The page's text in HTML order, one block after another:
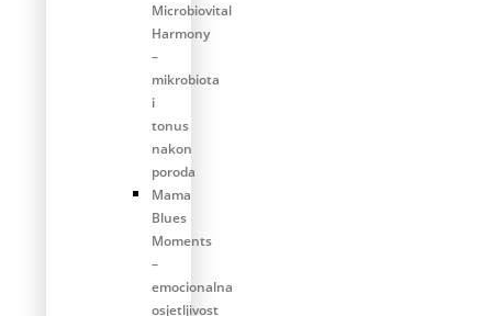
Microbiovital
Harmony
–
mikrobiota
i
tonus
nakon
poroda
Mama
Blues
Moments
–
emocionalna
osjetljivost